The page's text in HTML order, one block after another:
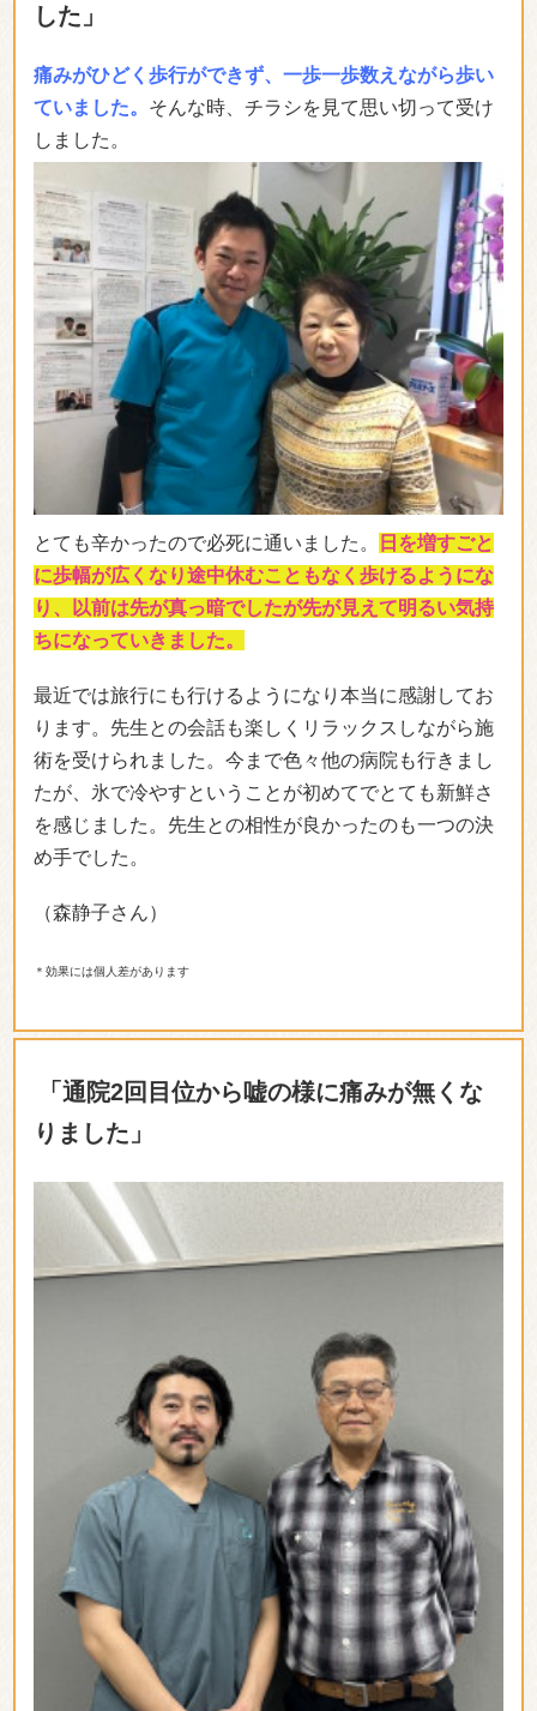
した」
痛みがひどく歩行ができず、一歩一歩数えながら歩い
ていました。 そんな時、チラシを見て思い切って受け
しました。
とても辛かったので必死に通いました。
日を増すごと
に歩幅が広くなり途中休むこともなく歩けるようにな
り、以前は先が真っ暗でしたが先が見えて明るい気持
ちになっていきました。
最近では旅行にも行けるようになり本当に感謝してお
ります。先生との会話も楽しくリラックスしながら施
術を受けられました。今まで色々他の病院も行きまし
たが、氷で冷やすということが初めてでとても新鮮さ
を感じました。先生との相性が良かったのも一つの決
め手でした。
（森静子さん）
＊効果には個人差があります
「通院2回目位から嘘の様に痛みが無くな
りました」